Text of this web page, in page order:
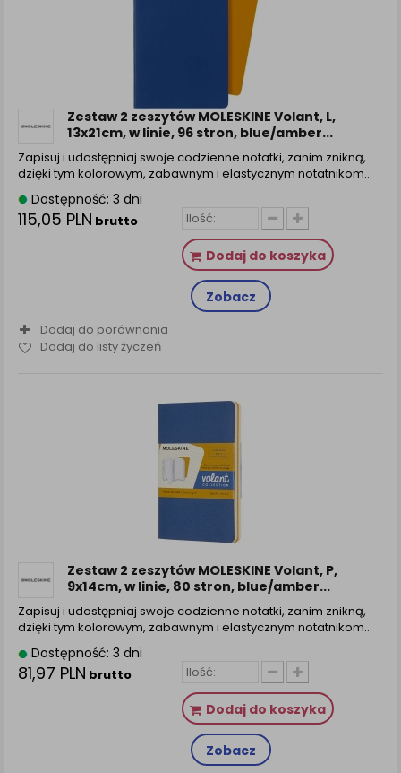
Zestaw 2 zeszytów MOLESKINE Volant, L,
13x21cm, w linie, 96 stron, blue/amber...
Zapisuj i udostępniaj swoje codzienne notatki, zanim znikną,
dzięki tym kolorowym, zabawnym i elastycznym notatnikom…
Dostępność: 3 dni
115,05 PLN brutto
Dodaj do koszyka
Zobacz
Dodaj do porównania
Dodaj do listy życzeń
Zestaw 2 zeszytów MOLESKINE Volant, P,
9x14cm, w linie, 80 stron, blue/amber...
Zapisuj i udostępniaj swoje codzienne notatki, zanim znikną,
dzięki tym kolorowym, zabawnym i elastycznym notatnikom…
Dostępność: 3 dni
81,97 PLN brutto
Dodaj do koszyka
Zobacz